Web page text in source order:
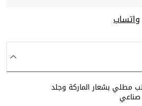
واتساب
بشعار الماركة وجلد
صناعي